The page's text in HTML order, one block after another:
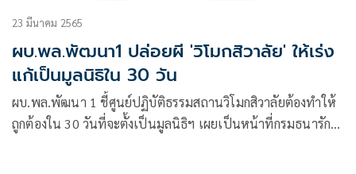
23 มีนาคม 2565
ผบ.พล.พัฒนา1 ปล่อยผี 'วิโมกสิวาลัย' ให้เร่ง
แก้เป็นมูลนิธิใน 30 วัน
ผบ.พล.พัฒนา 1 ชี้ศูนย์ปฏิบัติธรรมสถานวิโมกสิวาลัยต้องทำให้
ถูกต้องใน 30 วันที่จะตั้งเป็นมูลนิธิฯ เผยเป็นหน้าที่กรมธนารักษ์